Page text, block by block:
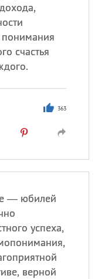
понимания
счастья
363
— юбилей
успеха,
верной
именины
,Иван,Клим,Еще